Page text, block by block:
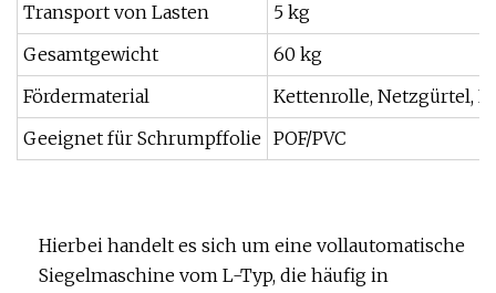
Transport von Lasten
5 kg
Gesamtgewicht
60 kg
Fördermaterial
Kettenrolle, Netzgürtel,
Geeignet für Schrumpffolie POF/PVC
Hierbei handelt es sich um eine vollautomatische
Siegelmaschine vom L-Typ, die häufig in